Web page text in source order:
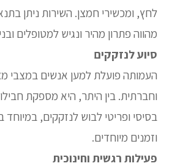
לחץ, ומכשירי חמצן. השירות ניתן
מהווה פתרון מהיר ונגיש למטופלים
סיוע לנזקקים
העמותה פועלת למען אנשים במצבי
וחברתית. בין היתר, היא מספקת
בסיסי ופריטי לבוש לנזקקים,
וזמנים מיוחדים.
פעילות רגשית וחינוכית